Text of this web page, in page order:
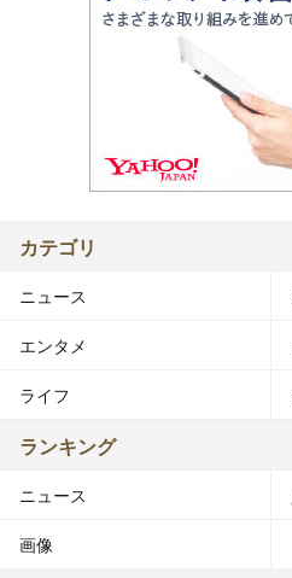
カテゴリ
ニュース
エンタメ
ライフ
ランキング
ニュース
画像